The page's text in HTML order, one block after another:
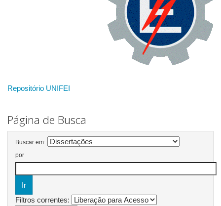
Repositório UNIFEI
Página de Busca
Buscar em:
por
Filtros correntes: